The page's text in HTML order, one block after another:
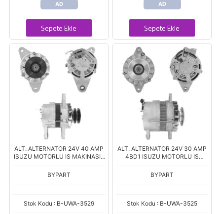
AD
Sepete Ekle
AD
Sepete Ekle
ALT. ALTERNATOR 24V 40 AMP
ISUZU MOTORLU IS MAKINASI /
EXCAVATOR / TCM FD3SZ
BYPART
Stok Kodu : B-UWA-3529
ALT. ALTERNATOR 24V 30 AMP
4BD1 ISUZU MOTORLU IS
BYPART
Stok Kodu : B-UWA-3525